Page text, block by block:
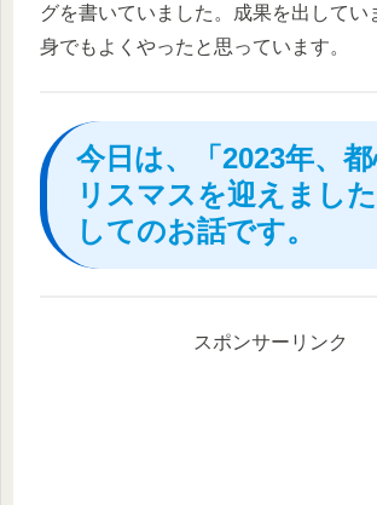
グを書いていました。成果を出してい
身でもよくやったと思っています。
今日は、「2023年、
リスマスを迎えまし
してのお話です。
スポンサーリンク